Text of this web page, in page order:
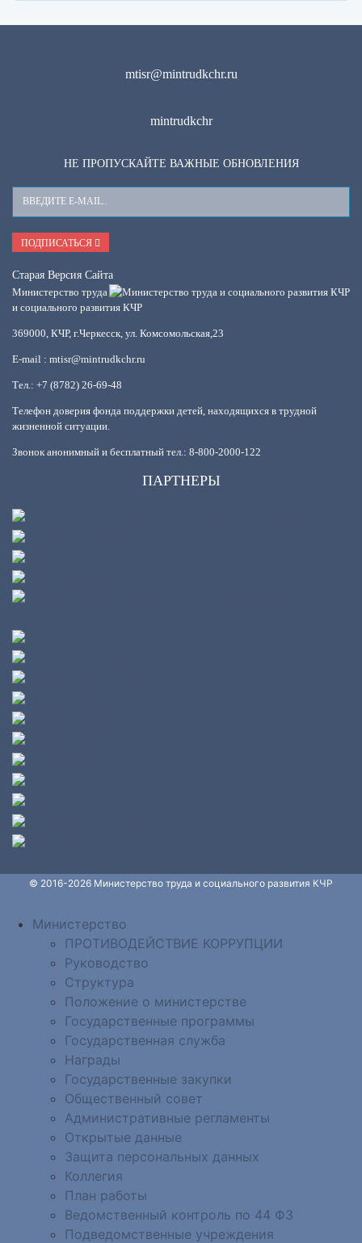
mtisr@mintrudkchr.ru
mintrudkchr
НЕ ПРОПУСКАЙТЕ ВАЖНЫЕ ОБНОВЛЕНИЯ
Ваш
E-
Mail
ПОДПИСАТЬСЯ
Старая Версия Сайта
Министерство труда
и социального развития КЧР
369000, КЧР, г.Черкесск, ул. Комсомольская,23
E-mail : mtisr@mintrudkchr.ru
Тел.: +7 (8782) 26-69-48
Телефон доверия фонда поддержки детей, находящихся в трудной
жизненной ситуации.
Звонок анонимный и бесплатный тел.: 8-800-2000-122
ПАРТНЕРЫ
© 2016-2026 Министерство труда и социального развития КЧР
Министерство
ПРОТИВОДЕЙСТВИЕ КОРРУПЦИИ
Руководство
Структура
Положение о министерстве
Государственные программы
Государственная служба
Награды
Государственные закупки
Общественный совет
Административные регламенты
Открытые данные
Защита персональных данных
Коллегия
План работы
Ведомственный контроль по 44 ФЗ
Подведомственные учреждения